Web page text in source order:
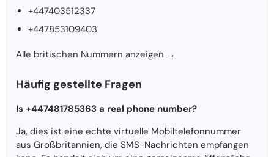
+447403512337
+447853109403
Alle britischen Nummern anzeigen →
Häufig gestellte Fragen
Is +447481785363 a real phone number?
Ja, dies ist eine echte virtuelle Mobiltelefonnummer
aus Großbritannien, die SMS-Nachrichten empfangen